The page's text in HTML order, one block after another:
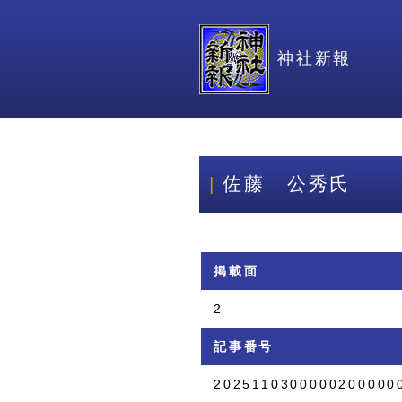
神社新報
佐藤 公秀氏
掲載面
2
記事番号